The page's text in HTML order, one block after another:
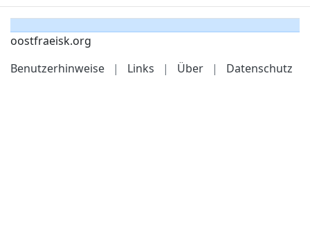
oostfraeisk.org
Benutzerhinweise
| Links | Über | Datenschutz